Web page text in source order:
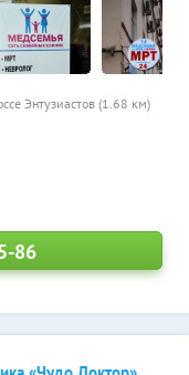
Энтузиастов (1.68 км)
86